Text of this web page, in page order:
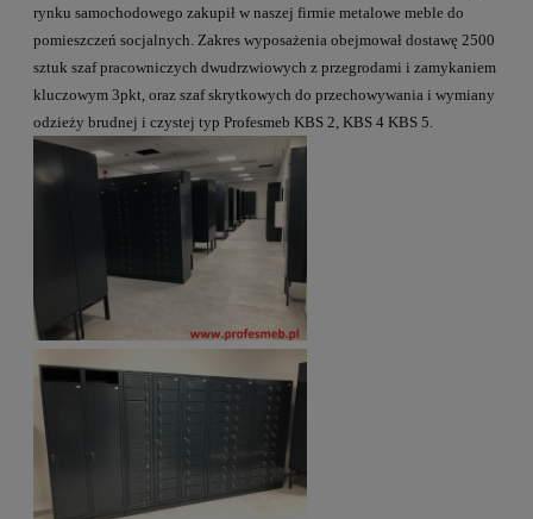
rynku samochodowego zakupił w naszej firmie metalowe meble do
pomieszczeń socjalnych. Zakres wyposażenia obejmował dostawę 2500
sztuk szaf pracowniczych dwudrzwiowych z przegrodami i zamykaniem
kluczowym 3pkt, oraz szaf skrytkowych do przechowywania i wymiany
odzieży brudnej i czystej typ Profesmeb KBS 2, KBS 4 KBS 5.